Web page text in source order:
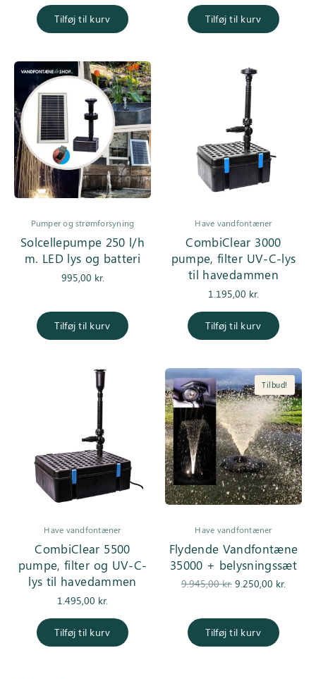
Tilføj til kurv
pris var:
1.450,00 kr..
Tilføj til kurv
Pumper og strømforsyning
Solcellepumpe 250 l/h
m. LED lys og batteri
995,00 kr.
Tilføj til kurv
Have vandfontæner
CombiClear 3000
pumpe, filter UV-C-lys
til havedammen
1.195,00 kr.
Tilføj til kurv
Have vandfontæner
CombiClear 5500
pumpe, filter og UV-C-
lys til havedammen
1.495,00 kr.
Tilføj til kurv
Tilbud!
Have vandfontæner
Flydende Vandfontæne
35000 + belysningssæt
9.945,00kr.
Den
9.945,00 kr..
9.250,00 kr.
Tilføj til kurv